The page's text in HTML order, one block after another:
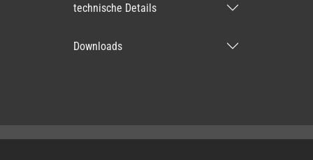
technische Details
Downloads